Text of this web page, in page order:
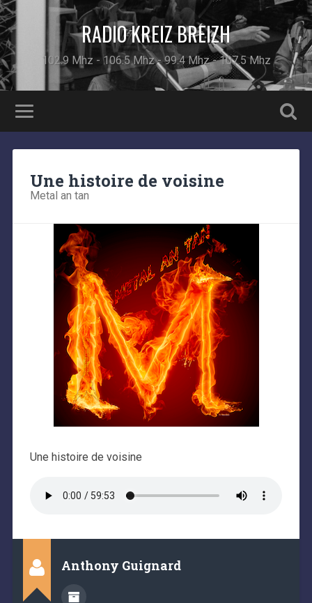
RADIO KREIZ BREIZH
102.9 Mhz - 106.5 Mhz - 99.4 Mhz - 107.5 Mhz
Une histoire de voisine
Metal an tan
Une histoire de voisine
Anthony Guignard